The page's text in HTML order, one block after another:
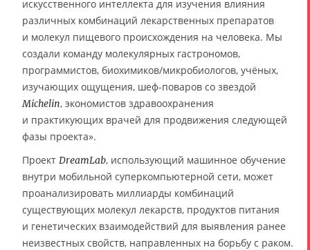
искусственного интеллекта для изучения влияния
различных комбинаций лекарственных препаратов
и молекул пищевого происхождения на человека. Мы
создали команду молекулярных гастрономов,
программистов, биохимиков/микробиологов, учёных,
изучающих ощущения, шеф-поваров со звездой
Michelin, экономистов здравоохранения
и практикующих врачей для продвижения следующей
фазы проекта».
Проект DreamLab, использующий машинное обучение
внутри мобильной суперкомпьютерной сети, может
проанализировать миллиарды комбинаций
существующих молекул лекарств, продуктов питания
и генетических взаимодействий для выявления ранее
неизвестных свойств, направленных на борьбу с раком.